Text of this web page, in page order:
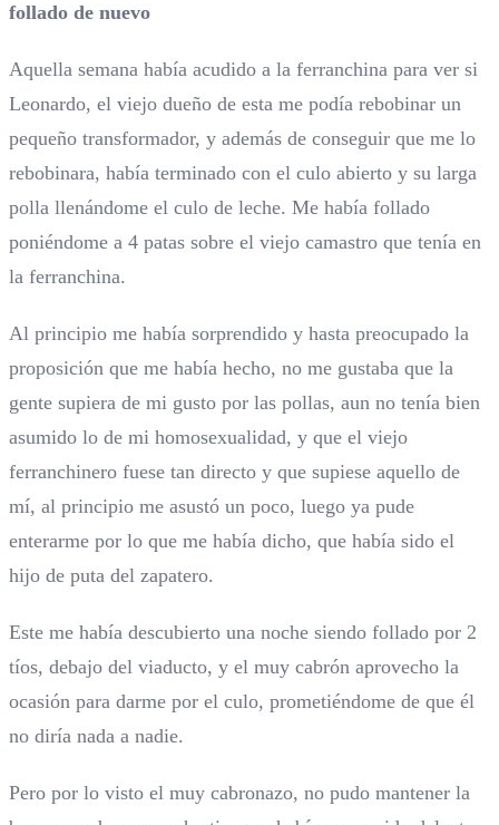
follado de nuevo
Aquella semana había acudido a la ferranchina para ver si
Leonardo, el viejo dueño de esta me podía rebobinar un
pequeño transformador, y además de conseguir que me lo
rebobinara, había terminado con el culo abierto y su larga
polla llenándome el culo de leche. Me había follado
poniéndome a 4 patas sobre el viejo camastro que tenía en
la ferranchina.
Al principio me había sorprendido y hasta preocupado la
proposición que me había hecho, no me gustaba que la
gente supiera de mi gusto por las pollas, aun no tenía bien
asumido lo de mi homosexualidad, y que el viejo
ferranchinero fuese tan directo y que supiese aquello de
mí, al principio me asustó un poco, luego ya pude
enterarme por lo que me había dicho, que había sido el
hijo de puta del zapatero.
Este me había descubierto una noche siendo follado por 2
tíos, debajo del viaducto, y el muy cabrón aprovecho la
ocasión para darme por el culo, prometiéndome de que él
no diría nada a nadie.
Pero por lo visto el muy cabronazo, no pudo mantener la